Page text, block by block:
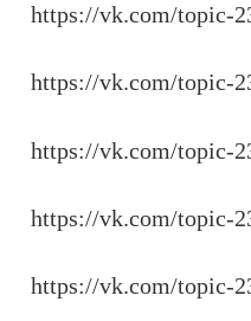
https://vk.com/topic-
https://vk.com/topic-
https://vk.com/topic-
https://vk.com/topic-
https://vk.com/topic-